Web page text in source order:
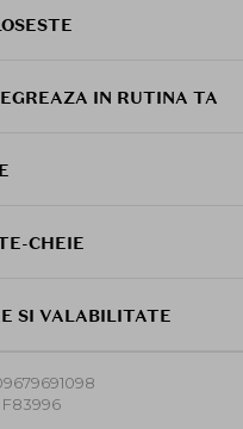
IN RUTINA TA
CHEIE
SI VALABILITATE